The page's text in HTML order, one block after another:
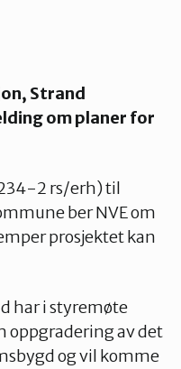
Strand
om planer for
2 rs/erh) til
ber NVE om
prosjektet kan
har i styremøte
oppgradering av det
og vil komme